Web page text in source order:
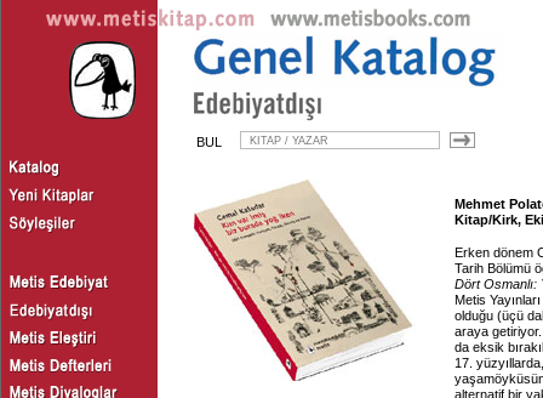
BUL
Mehmet
Kitap/Kirk,
Erken dönem
Tarih Bölümü
Dört Osmanlı:
Metis
olduğu (üçü
araya getiriyor.
da eksik
17.
alternatif bir